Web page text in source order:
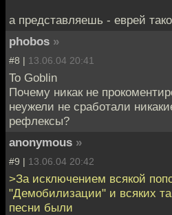
а представляешь - еврей
phobos »
#8 | 13.06.04 20:41
To Goblin
Почему никак не
неужели не сработали
рефлексы?
anonymous »
#9 | 13.06.04 20:42
>За исключением всякой
"Демобилизации" и всяких
песни были